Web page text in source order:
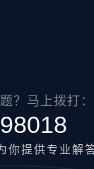
？马上拨打：
你提供专业解